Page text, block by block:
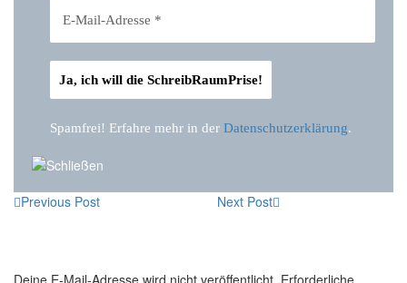
Spamfrei! Erfahre mehr in der Datenschutzerklärung.
Previous Post Next Post